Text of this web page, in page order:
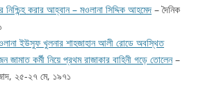
নিশ্চিন্হ করার আহ্বান – মওলানা সিদ্দিক আহমেদ – দৈনিক
ইউসুফ খুলনার শাহজাহান আলী রোডে অবস্থিত
কর্মী নিয়ে প্রথম রাজাকার বাহিনী গড়ে তোলেন–
২৫-২৭ মে, ১৯৭১